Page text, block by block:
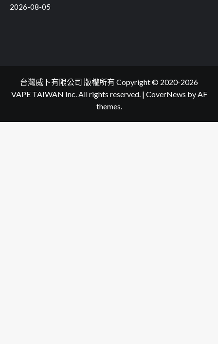
2026-08-05
台灣威卜有限公司 版權所有 Copyright © 2020-2026
VAPE TAIWAN Inc. All rights reserved. | CoverNews by AF
themes.